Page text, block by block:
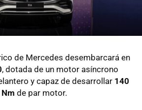
de Mercedes desembarcará en
, dotada de un motor asíncrono
y capaz de desarrollar 140
de par motor.